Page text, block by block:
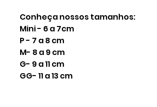
Conheça nossos tamanhos:
Mini - 6 a 7cm
P - 7 a 8 cm
M- 8 a 9 cm
G- 9 a 11 cm
GG- 11 a 13 cm